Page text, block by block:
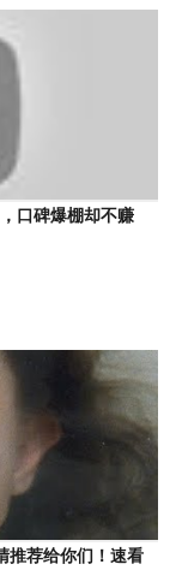
口碑爆棚却不赚
推荐给你们！速看